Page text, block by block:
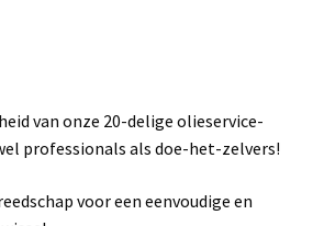
van onze 20-delige olieservice-
professionals als doe-het-zelvers!
voor een eenvoudige en